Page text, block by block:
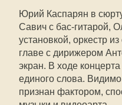
Юрий Каспарян в
Савич с бас-гитарой,
установкой, оркестр
главе с дирижером
экран. В ходе
единого слова.
признан фактором,